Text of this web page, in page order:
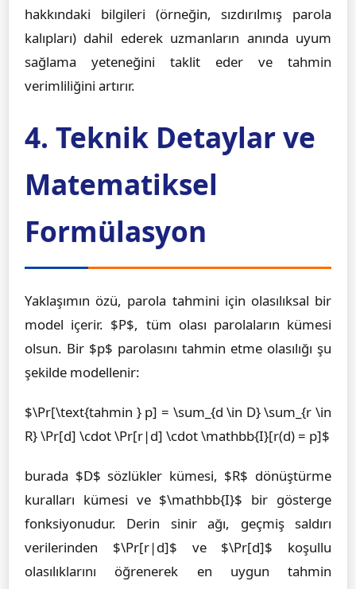
hakkındaki bilgileri (örneğin, sızdırılmış parola
kalıpları) dahil ederek uzmanların anında uyum
sağlama yeteneğini taklit eder ve tahmin
verimliliğini artırır.
4. Teknik Detaylar ve
Matematiksel
Formülasyon
Yaklaşımın özü, parola tahmini için olasılıksal bir
model içerir. $P$, tüm olası parolaların kümesi
olsun. Bir $p$ parolasını tahmin etme olasılığı şu
şekilde modellenir:
$\Pr[\text{tahmin } p] = \sum_{d \in D} \sum_{r \in
R} \Pr[d] \cdot \Pr[r|d] \cdot \mathbb{I}[r(d) = p]$
burada $D$ sözlükler kümesi, $R$ dönüştürme
kuralları kümesi ve $\mathbb{I}$ bir gösterge
fonksiyonudur. Derin sinir ağı, geçmiş saldırı
verilerinden $\Pr[r|d]$ ve $\Pr[d]$ koşullu
olasılıklarını öğrenerek en uygun tahmin